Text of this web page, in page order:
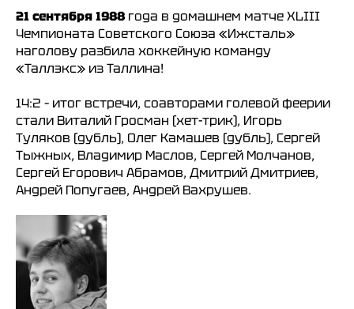
21 сентября 1988 года в домашнем матче XLIII
Чемпионата Советского Союза «Ижсталь»
наголову разбила хоккейную команду
«Таллэкс» из Таллина!
14:2 – итог встречи, соавторами голевой феерии
стали Виталий Гросман (хет-трик), Игорь
Туляков (дубль), Олег Камашев (дубль), Сергей
Тыжных, Владимир Маслов, Сергей Молчанов,
Сергей Егорович Абрамов, Дмитрий Дмитриев,
Андрей Попугаев, Андрей Вахрушев.